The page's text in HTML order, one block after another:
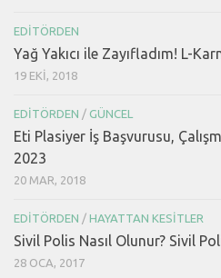
EDITÖRDEN
Yağ Yakıcı ile Zayıfladım! L-
19 EKI, 2018
EDITÖRDEN / GÜNCEL
Eti Plasiyer İş Başvurusu,
2023
20 MAR, 2018
EDITÖRDEN / HAYATTAN KESITLER
Sivil Polis Nasıl Olunur? Sivil
28 OCA, 2017